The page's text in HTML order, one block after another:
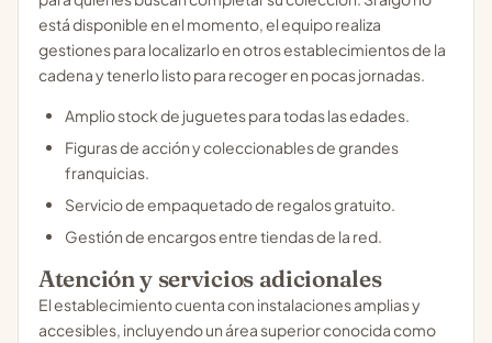
está disponible en el momento, el equipo realiza
gestiones para localizarlo en otros establecimientos de la
cadena y tenerlo listo para recoger en pocas jornadas.
Amplio stock de juguetes para todas las edades.
Figuras de acción y coleccionables de grandes
franquicias.
Servicio de empaquetado de regalos gratuito.
Gestión de encargos entre tiendas de la red.
Atención y servicios adicionales
El establecimiento cuenta con instalaciones amplias y
accesibles, incluyendo un área superior conocida como